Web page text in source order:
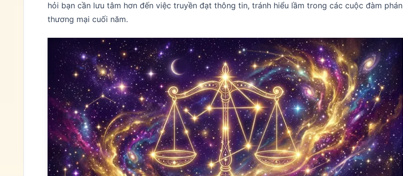
hỏi bạn cần lưu tâm hơn đến việc truyền đạt thông tin, tránh hiểu lầm trong các cuộc đàm phán
thương mại cuối năm.